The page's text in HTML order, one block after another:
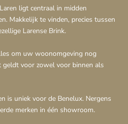
ligt centraal in midden
Makkelijk te vinden, precies tussen
Larense Brink.
om uw woonomgeving nog
geldt voor zowel voor binnen als
is uniek voor de Benelux. Nergens
merken in één showroom.